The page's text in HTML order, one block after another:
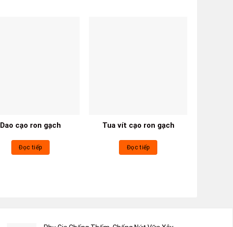
Dao cạo ron gạch
Đọc tiếp
Tua vít cạo ron gạch
Đọc tiếp